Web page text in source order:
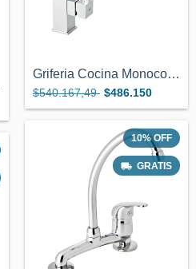
Griferia Cocina Monocomando Cierre Ceram...
$540.167,49 $486.150
10%OFF
GRATIS